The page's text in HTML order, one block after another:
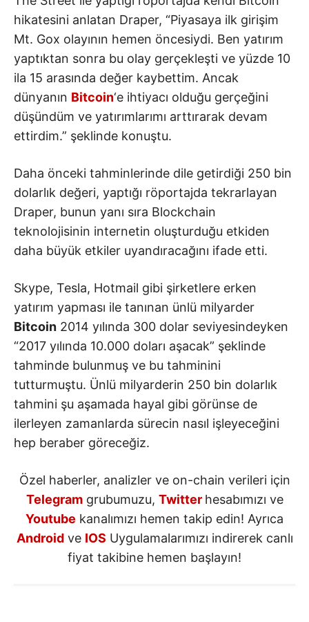
hikatesini anlatan Draper, “Piyasaya ilk girişim
Mt. Gox olayının hemen öncesiydi. Ben yatırım
yaptıktan sonra bu olay gerçekleşti ve yüzde 10
ila 15 arasında değer kaybettim. Ancak
dünyanın Bitcoin‘e ihtiyacı olduğu gerçeğini
düşündüm ve yatırımlarımı arttırarak devam
ettirdim.” şeklinde konuştu.
Daha önceki tahminlerinde dile getirdiği 250 bin
dolarlık değeri, yaptığı röportajda tekrarlayan
Draper, bunun yanı sıra Blockchain
teknolojisinin internetin oluşturduğu etkiden
daha büyük etkiler uyandıracağını ifade etti.
Skype, Tesla, Hotmail gibi şirketlere erken
yatırım yapması ile tanınan ünlü milyarder
Bitcoin 2014 yılında 300 dolar seviyesindeyken
“2017 yılında 10.000 doları aşacak” şeklinde
tahminde bulunmuş ve bu tahminini
tutturmuştu. Ünlü milyarderin 250 bin dolarlık
tahmini şu aşamada hayal gibi görünse de
ilerleyen zamanlarda sürecin nasıl işleyeceğini
hep beraber göreceğiz.
Özel haberler, analizler ve on-chain verileri için
Telegramgrubumuzu, Twitter hesabımızı ve
Youtube kanalımızı hemen takip edin! Ayrıca
Androidve IOS Uygulamalarımızı indirerek canlı
fiyat takibine hemen başlayın!